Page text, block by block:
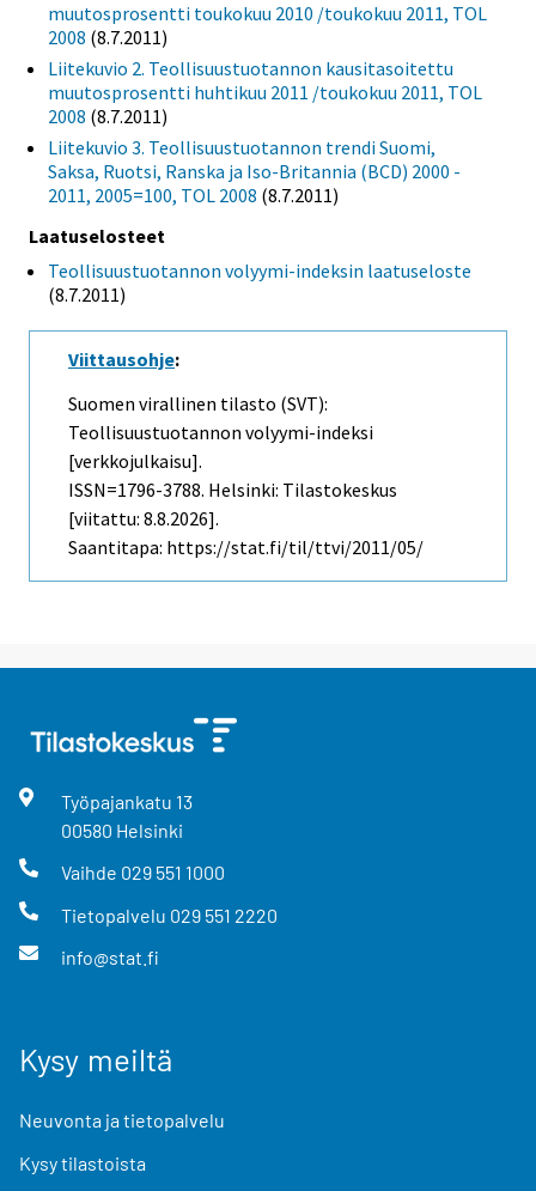
muutosprosentti toukokuu 2010 /toukokuu 2011, TOL
2008 (8.7.2011)
Liitekuvio 2. Teollisuustuotannon kausitasoitettu
muutosprosentti huhtikuu 2011 /toukokuu 2011, TOL
2008 (8.7.2011)
Liitekuvio 3. Teollisuustuotannon trendi Suomi,
Saksa, Ruotsi, Ranska ja Iso-Britannia (BCD) 2000 -
2011, 2005=100, TOL 2008 (8.7.2011)
Laatuselosteet
Teollisuustuotannon volyymi-indeksin laatuseloste
(8.7.2011)
Viittausohje:
Suomen virallinen tilasto (SVT):
Teollisuustuotannon volyymi-indeksi
[verkkojulkaisu].
ISSN=1796-3788. Helsinki: Tilastokeskus
[viitattu: 8.8.2026].
Saantitapa: https://stat.fi/til/ttvi/2011/05/
Työpajankatu 13
00580 Helsinki
Vaihde 029 551 1000
Tietopalvelu 029 551 2220
info@stat.fi
Kysy meiltä
Neuvonta ja tietopalvelu
Kysy tilastoista